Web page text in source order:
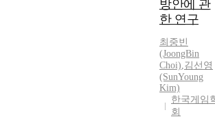
도의 차이가
임산업 발전에
비교하였다.
기서 한국과
일의 게임제도
를 비교 하는
유는 양국에서
게임은 국가주
방안에 관
한 연구
최중빈
(JoongBin
Choi),김선영
(SunYoung
Kim)
한국게임
회